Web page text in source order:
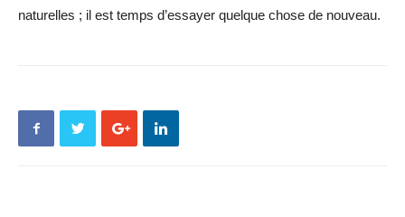
naturelles ; il est temps d’essayer quelque chose de nouveau.